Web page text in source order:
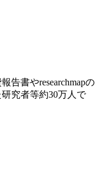
告書やresearchmapの
究者等約30万人で